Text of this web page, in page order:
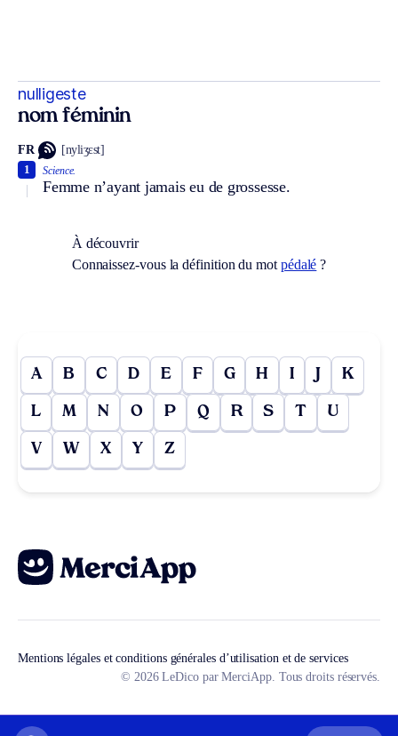
nulligeste
nom féminin
FR [nyliʒɛst]
Science.
Femme n’ayant jamais eu de grossesse.
1
À découvrir
Connaissez-vous la définition du mot pédalé ?
A B C D E F G H I J K
L M N O P Q R S T U
V W X Y Z
Mentions légales et conditions générales d’utilisation et de services
© 2026 LeDico par MerciApp. Tous droits réservés.